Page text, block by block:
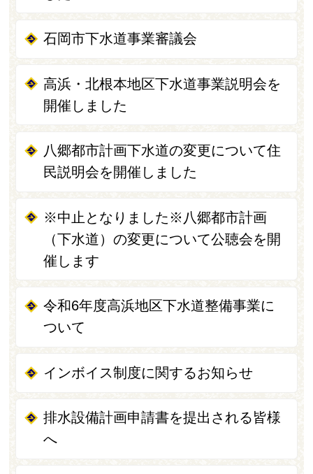
石岡市下水道事業審議会
高浜・北根本地区下水道事業説明会を
開催しました
八郷都市計画下水道の変更について住
民説明会を開催しました
※中止となりました※八郷都市計画
（下水道）の変更について公聴会を開
催します
令和6年度高浜地区下水道整備事業に
ついて
インボイス制度に関するお知らせ
排水設備計画申請書を提出される皆様
へ